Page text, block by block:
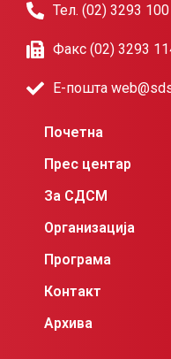
Тел. (02) 3293 100
Факс (02) 3293
Е-пошта
Почетна
Прес центар
За СДСМ
Организација
Програма
Контакт
Архива